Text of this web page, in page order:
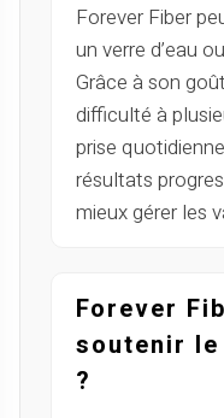
Forever Fiber
un verre d’eau
Grâce à son
difficulté à
prise
résultats
mieux gérer les
Forever
soutenir
?